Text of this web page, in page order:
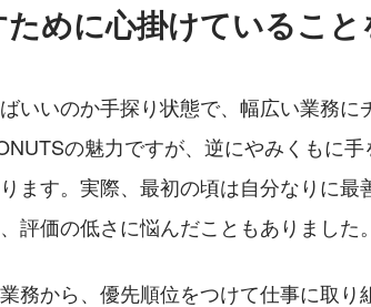
ために心掛けているこ
いいのか手探り状態で、幅広い業務
の魅力ですが、逆にやみくもに
ます。実際、最初の頃は自分なりに最
評価の低さに悩んだこともありました。
務から、優先順位をつけて仕事に取